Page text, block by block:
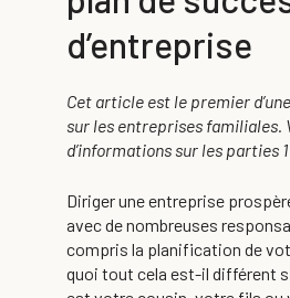
d’entreprise
Cet article est le premier
sur les entreprises familiales.
d’informations sur les parties
Diriger une entreprise
avec de nombreuses
compris la planification de
quoi tout cela est-il différent